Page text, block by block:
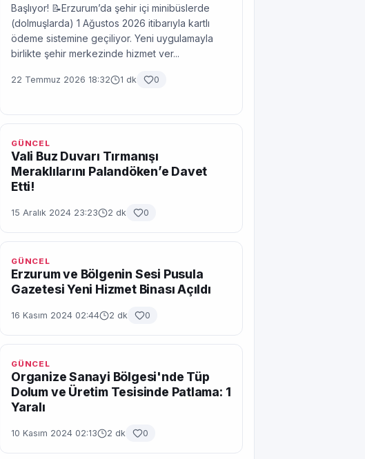
Başlıyor! 📝Erzurum’da şehir içi minibüslerde
(dolmuşlarda) 1 Ağustos 2026 itibarıyla kartlı
ödeme sistemine geçiliyor. Yeni uygulamayla
birlikte şehir merkezinde hizmet ver...
22 Temmuz 2026 18:32 1 dk 0
GÜNCEL
Vali Buz Duvarı Tırmanışı
Meraklılarını Palandöken’e Davet
Etti!
15 Aralık 2024 23:23 2 dk 0
GÜNCEL
Erzurum ve Bölgenin Sesi Pusula
Gazetesi Yeni Hizmet Binası Açıldı
16 Kasım 2024 02:44 2 dk 0
GÜNCEL
Organize Sanayi Bölgesi'nde Tüp
Dolum ve Üretim Tesisinde Patlama: 1
Yaralı
10 Kasım 2024 02:13 2 dk 0